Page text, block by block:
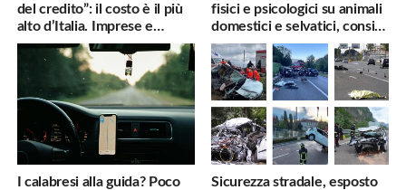
del credito”: il costo è il più
alto d’Italia. Imprese e
famiglie penalizzate
fisici e psicologici su animali
domestici e selvatici, consigli
utili
I calabresi alla guida? Poco
Sicurezza stradale, esposto